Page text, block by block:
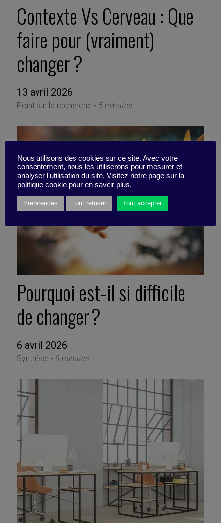
Contexte Vs Cerveau : Que
faire pour (vraiment)
changer ?
13 avril 2026
Point sur la recherche - 5 minutes
Pourquoi est-il si difficile
de changer ?
6 avril 2026
Synthèse - 9 minutes
Nous utilisons des cookies sur ce site. Avec votre
consentement, nous les utiliserons pour mesurer et
analyser l'utilisation du site. Visitez notre page sur la
politique cookie pour en savoir plus.
Préférences Tout refuser Tout accepter